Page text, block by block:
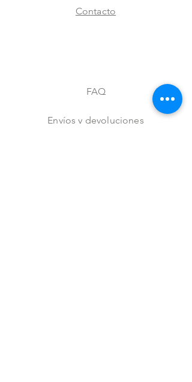
Contacto
FAQ
Envíos y devoluciones